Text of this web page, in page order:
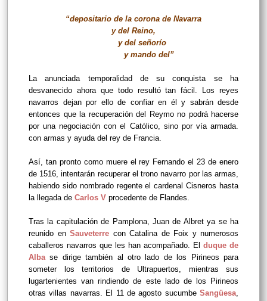
“depositario de la corona de Navarra
y del Reino,
y del señorío
y mando del”
La anunciada temporalidad de su conquista se ha
desvanecido ahora que todo resultó tan fácil. Los reyes
navarros dejan por ello de confiar en él y sabrán desde
entonces que la recuperación del Reymo no podrá hacerse
por una negociación con el Católico, sino por vía armada.
con armas y ayuda del rey de Francia.
Así, tan pronto como muere el rey Fernando el 23 de enero
de 1516, intentarán recuperar el trono navarro por las armas,
habiendo sido nombrado regente el cardenal Cisneros hasta
la llegada de Carlos V procedente de Flandes.
Tras la capitulación de Pamplona, Juan de Albret ya se ha
reunido en Sauveterre con Catalina de Foix y numerosos
caballeros navarros que les han acompañado. El duque de
Alba se dirige también al otro lado de los Pirineos para
someter los territorios de Ultrapuertos, mientras sus
lugartenientes van rindiendo de este lado de los Pirineos
otras villas navarras. El 11 de agosto sucumbe Sangüesa